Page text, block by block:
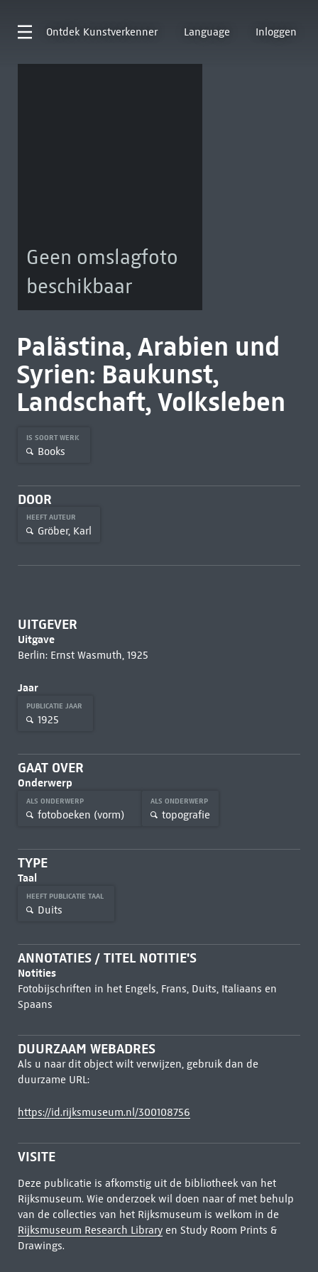
Ontdek Kunstverkenner Language Inloggen
Geen omslagfoto
beschikbaar
Palästina, Arabien und
Syrien: Baukunst,
Landschaft, Volksleben
IS SOORT WERK
Books
DOOR
HEEFT AUTEUR
Gröber, Karl
UITGEVER
Uitgave
Berlin: Ernst Wasmuth, 1925
Jaar
PUBLICATIE JAAR
1925
GAAT OVER
Onderwerp
ALS ONDERWERP
fotoboeken (vorm)
ALS ONDERWERP
topografie
TYPE
Taal
HEEFT PUBLICATIE TAAL
Duits
ANNOTATIES / TITEL NOTITIE'S
Notities
Fotobijschriften in het Engels, Frans, Duits, Italiaans en
Spaans
DUURZAAM WEBADRES
Als u naar dit object wilt verwijzen, gebruik dan de
duurzame URL:
https://id.rijksmuseum.nl/300108756
VISITE
Deze publicatie is afkomstig uit de bibliotheek van het
Rijksmuseum. Wie onderzoek wil doen naar of met behulp
van de collecties van het Rijksmuseum is welkom in de
Rijksmuseum Research Libraryen Study Room Prints &
Drawings.